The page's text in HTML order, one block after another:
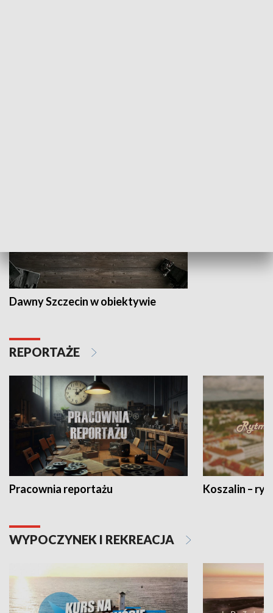
Dawny Szczecin w obiektywie
REPORTAŻE
Pracownia reportażu Koszalin –
WYPOCZYNEK I REKREACJA